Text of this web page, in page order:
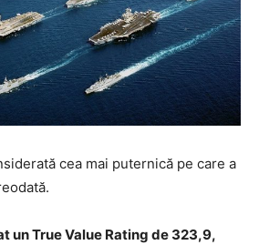
cea mai puternică pe care a
un True Value Rating de 323,9,